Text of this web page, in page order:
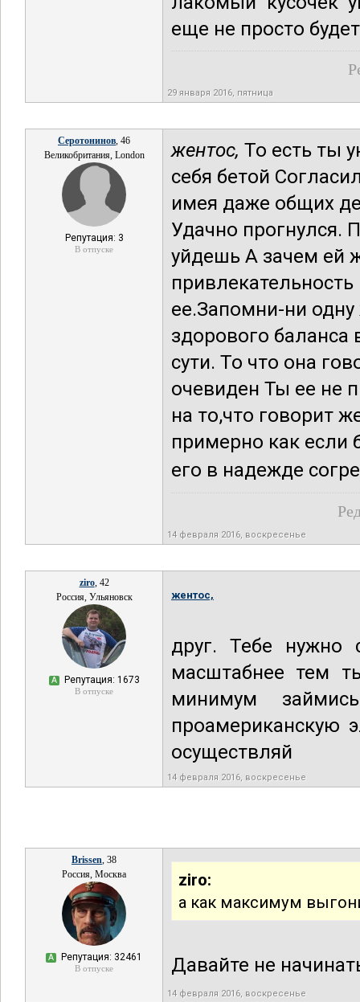
еще не просто
29 января 2016, пятница
Серотонинов, 46
Великобритания, London
Репутация: 3
В отпуске
жентос, То есть ты
себя бетой
имея даже общих
Удачно прогнулся.
уйдешь А зачем ей
ее.Запомни-ни
здорового
сути. То что она
очевиден Ты ее не
на то,что говорит
примерно как если
его в надежде
14 февраля 2016, воскресенье
ziro, 42
Россия, Ульяновск
А Репутация: 1673
В отпуске
жентос,
друг. Тебе нужно
масштабнее тем
минимум
проамериканскую
осуществляй
14 февраля 2016, воскресенье
Brissen, 38
Россия, Москва
А Репутация: 32461
В отпуске
ziro:
а как максимум
Давайте не
14 февраля 2016, воскресенье